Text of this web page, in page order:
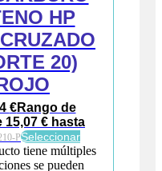
HP
20)
€Rango de
€ hasta
PSeleccionar
tiene múltiples
se pueden